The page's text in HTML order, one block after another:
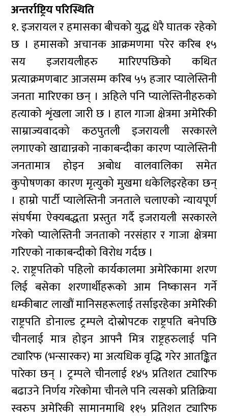
अन्तर्राष्ट्रिय परिस्थिति
१. इजरायल र हमासका बीचको युद्ध धेरै घातक रहेको
छ । हमासको अचानक आक्रमणमा परेर करिब १५
सय इजरायलीहरु मारिएपछिको कथित
प्रत्याक्रमणबाट आजसम्म करिब ५५ हजार प्यालेस्तिनी
जनता मारिएका छन् । अहिले पनि प्यालेस्तिनीहरुको
हत्याको शृंखला जारी छ । हाल गाजा क्षेत्रमा अमेरिकी
साम्राज्यवादको कठपुतली इजरायली सरकारले
लगाएको खाद्यान्नको नाकाबन्दीका कारण प्यालेस्तिनी
जनतामात्र होइन अबोध वालवालिका समेत
कुपोषणका कारण मृत्युको मुखमा धकेलिइरहेका छन्
। हाम्रो पार्टी प्यालेस्तिनी जनताले चलाएको न्यायपूर्ण
संघर्षमा ऐक्यबद्धता प्रस्तुत गर्दै इजरायली सरकारले
गरेको प्यालेस्तिनी जनताको नरसंहार र गाजा क्षेत्रमा
गरिएको नाकाबन्दीको विरोध गर्दछ ।
२. राष्ट्रपतिको पहिलो कार्यकालमा अमेरिकामा शरण
लिई बसेका शरणार्थीहरूको आम निष्कासन गर्ने
धम्कीबाट लाखौं मानिसहरूलाई तर्साइरहेका अमेरिकी
राष्ट्रपति डोनाल्ड ट्रम्पले दोस्रोपटक राष्ट्रपति बनेपछि
चीनलाई मात्र होइन आफ्नै मित्र राष्ट्रहरुलाई पनि
ट्यारिफ (भन्सारकर) मा अत्यधिक वृद्धि गरेर आतङ्कित
पारेका छन् । ट्रम्पले चीनलाई १४५ प्रतिशत ट्यारिफ
बढाउने निर्णय गरेकोमा चीनले पनि त्यसको प्रतिक्रिया
स्वरुप अमेरिकी सामानमाथि ११५ प्रतिशत ट्यारिफ